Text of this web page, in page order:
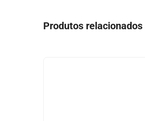
Produtos relacionados